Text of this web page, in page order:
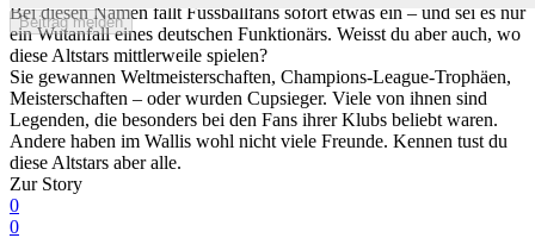
Beitrag melden
Bei diesen Namen fällt Fussballfans sofort etwas ein – und sei es nur
ein Wutanfall eines deutschen Funktionärs. Weisst du aber auch, wo
diese Altstars mittlerweile spielen?
Sie gewannen Weltmeisterschaften, Champions-League-Trophäen,
Meisterschaften – oder wurden Cupsieger. Viele von ihnen sind
Legenden, die besonders bei den Fans ihrer Klubs beliebt waren.
Andere haben im Wallis wohl nicht viele Freunde. Kennen tust du
diese Altstars aber alle.
Zur Story
0
0